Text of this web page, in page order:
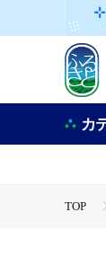
カ
TOP